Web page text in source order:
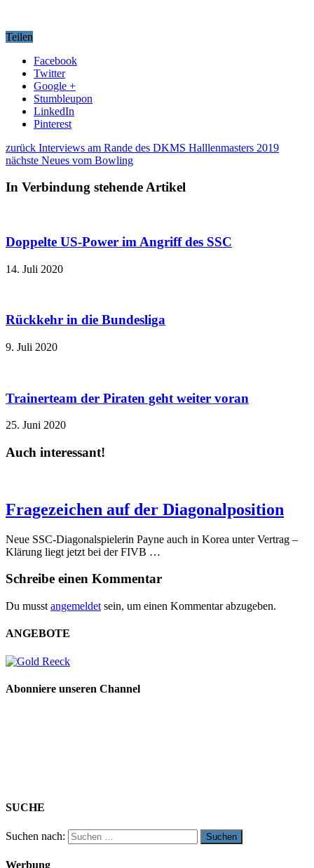
Teilen
Facebook
Twitter
Google +
Stumbleupon
LinkedIn
Pinterest
zurück Interviews am Rande des DKMS Halllenmasters 2019
nächste Neues vom Bowling
In Verbindung stehende Artikel
Doppelte US-Power im Angriff des SSC
14. Juli 2020
Rückkehr in die Bundesliga
9. Juli 2020
Trainerteam der Piraten geht weiter voran
25. Juni 2020
Auch interessant!
Fragezeichen auf der Diagonalposition
Neue SSC-Diagonalspielerin Payne auch in Korea unter Vertrag –
Klärung liegt jetzt bei der FIVB …
Schreibe einen Kommentar
Du musst angemeldet sein, um einen Kommentar abzugeben.
ANGEBOTE
Abonniere unseren Channel
SUCHE
Suchen nach:
Werbung